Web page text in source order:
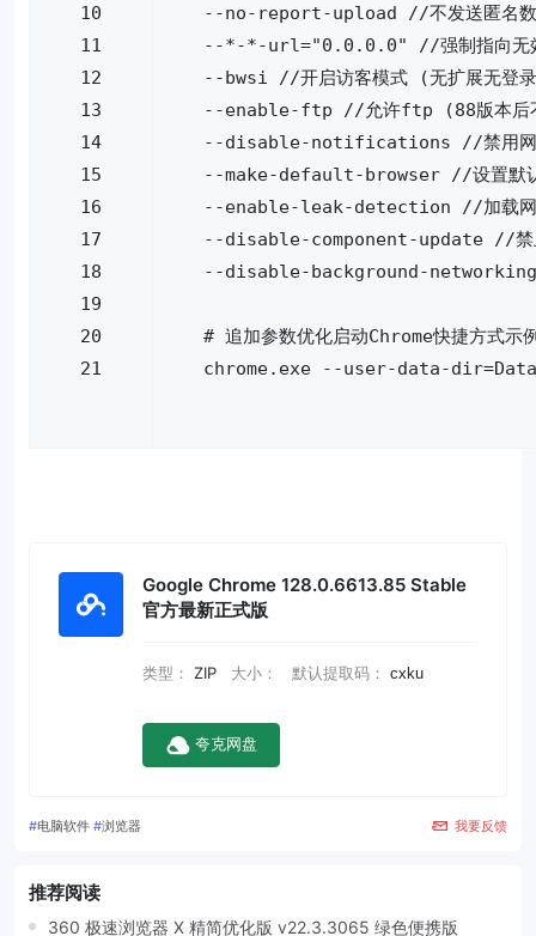
--no- report-upload //不发送匿名
--*-*-url="0.0.0.0" //强制指向无
--bwsi //开启访客模式 (无扩展无登
--enable-ftp //允许ftp (88版本后
--disable-notifications //禁用
--make-default-browser //设置默
--enable-leak-detection //加载
--disable-component-update //
--disable-background-networking
# 追加参数优化启动Chrome快捷方式示
chrome. exe --user-data-dir=Data
Google Chrome 128.0.6613.85 Stable
官方最新正式版
类型： ZIP 大小： 默认提取码： cxku
夸克网盘
#电脑软件 #浏览器 我要反馈
推荐阅读
360 极速浏览器 X 精简优化版 v22.3.3065 绿色便携版